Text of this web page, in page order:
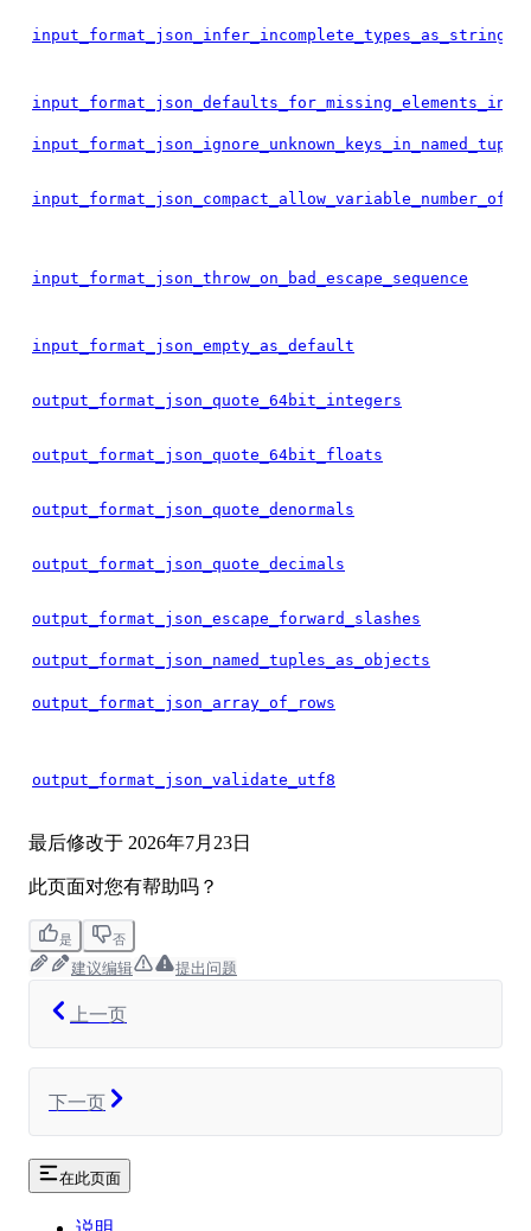
input_format_json_infer_incomplete_types_as_strings
input_format_json_ignore_unknown_keys_in_named_tuple
input_format_json_throw_on_bad_escape_sequence
input_format_json_empty_as_default
output_format_json_quote_64bit_integers
output_format_json_quote_64bit_floats
output_format_json_quote_denormals
output_format_json_quote_decimals
output_format_json_escape_forward_slashes
output_format_json_named_tuples_as_objects
output_format_json_array_of_rows
output_format_json_validate_utf8
最后修改于 2026年7月23日
此页面对您有帮助吗？
是 否
建议编辑 提出问题
上一页
下一页
在此页面